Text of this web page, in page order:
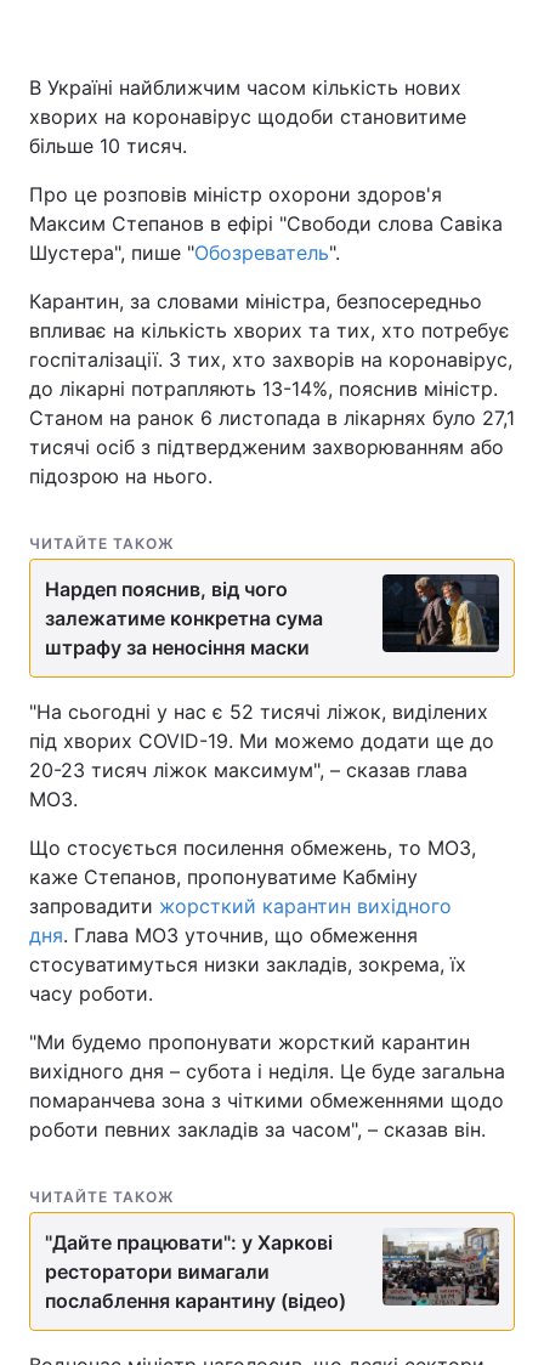
В Україні найближчим часом кількість нових
хворих на коронавірус щодоби становитиме
більше 10 тисяч.
Про це розповів міністр охорони здоров'я
Максим Степанов в ефірі "Свободи слова Савіка
Шустера", пише "Обозреватель".
Карантин, за словами міністра, безпосередньо
впливає на кількість хворих та тих, хто потребує
госпіталізації. З тих, хто захворів на коронавірус,
до лікарні потрапляють 13-14%, пояснив міністр.
Станом на ранок 6 листопада в лікарнях було 27,1
тисячі осіб з підтвердженим захворюванням або
підозрою на нього.
ЧИТАЙТЕ ТАКОЖ
Нардеп пояснив, від чого
залежатиме конкретна сума
штрафу за неносіння маски
"На сьогодні у нас є 52 тисячі ліжок, виділених
під хворих COVID-19. Ми можемо додати ще до
20-23 тисяч ліжок максимум", – сказав глава
МОЗ.
Що стосується посилення обмежень, то МОЗ,
каже Степанов, пропонуватиме Кабміну
запровадити жорсткий карантин вихідного
дня. Глава МОЗ уточнив, що обмеження
стосуватимуться низки закладів, зокрема, їх
часу роботи.
"Ми будемо пропонувати жорсткий карантин
вихідного дня – субота і неділя. Це буде загальна
помаранчева зона з чіткими обмеженнями щодо
роботи певних закладів за часом", – сказав він.
ЧИТАЙТЕ ТАКОЖ
"Дайте працювати": у Харкові
ресторатори вимагали
послаблення карантину (відео)